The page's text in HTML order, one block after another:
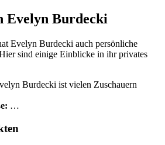
Evelyn Burdecki
Evelyn Burdecki auch persönliche
sind einige Einblicke in ihr privates
Burdecki ist vielen Zuschauern
…